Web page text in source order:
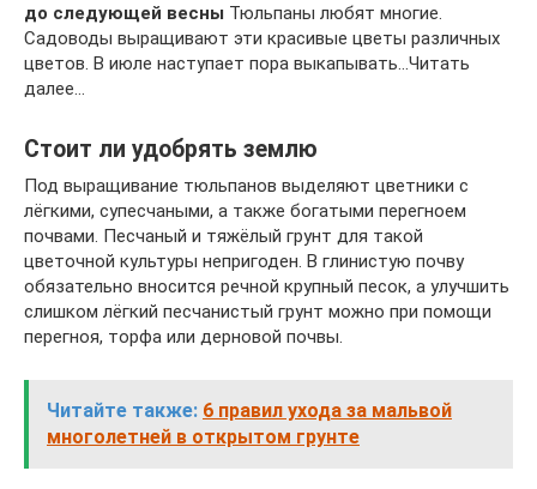
до следующей весны Тюльпаны любят многие.
Садоводы выращивают эти красивые цветы различных
цветов. В июле наступает пора выкапывать…Читать
далее…
Стоит ли удобрять землю
Под выращивание тюльпанов выделяют цветники с
лёгкими, супесчаными, а также богатыми перегноем
почвами. Песчаный и тяжёлый грунт для такой
цветочной культуры непригоден. В глинистую почву
обязательно вносится речной крупный песок, а улучшить
слишком лёгкий песчанистый грунт можно при помощи
перегноя, торфа или дерновой почвы.
Читайте также: 6 правил ухода за мальвой
многолетней в открытом грунте